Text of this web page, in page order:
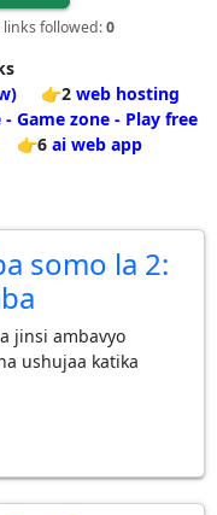
followed:0
👉2 web hosting
Game zone - Play free
👉6 ai web app
somo la 2:
jinsi ambavyo
ushujaa katika